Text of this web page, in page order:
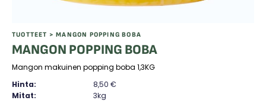
TUOTTEET > MANGON POPPING BOBA
MANGON POPPING BOBA
Mangon makuinen popping boba 1,3KG
Hinta:
8,50€
Mitat:
3kg